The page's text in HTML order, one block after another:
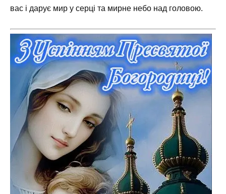
вас і дарує мир у серці та мирне небо над головою.